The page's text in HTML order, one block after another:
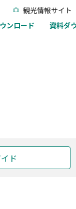
観光情報サイト
ンロード 資料ダ
ド